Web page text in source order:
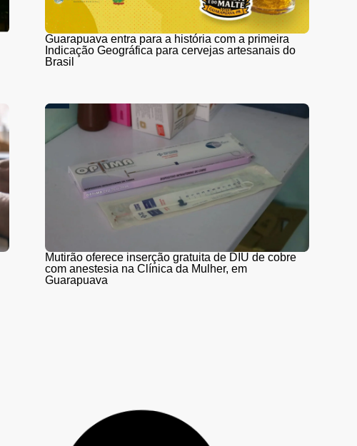
Guarapuava entra para a história com a primeira
Indicação Geográfica para cervejas artesanais do
Brasil
Mutirão oferece inserção gratuita de DIU de cobre
com anestesia na Clínica da Mulher, em
Guarapuava
Guarapuava é reconhecida com o Prêmio “Prefeito
Inovador 2026” pelo projeto Tecnologia Educacional